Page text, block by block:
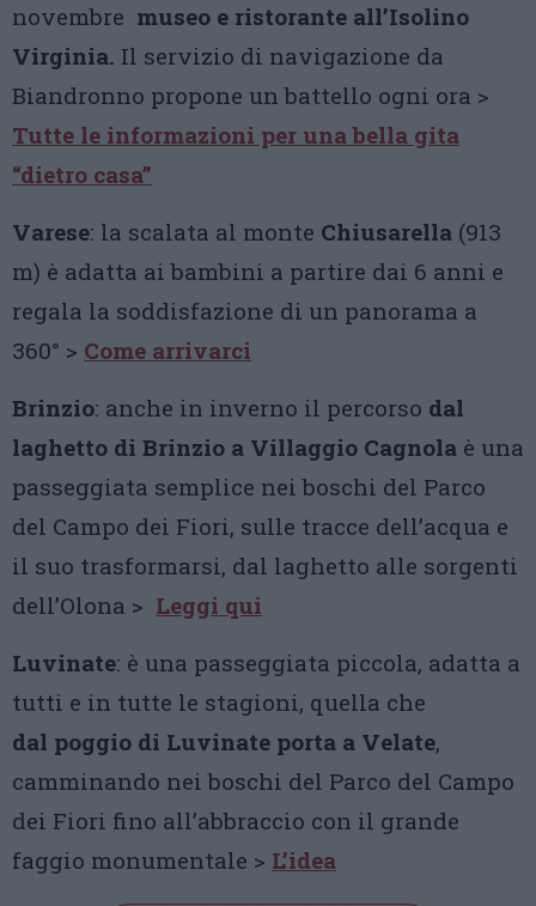
novembre museo e ristorante all’Isolino
Virginia. Il servizio di navigazione da
Biandronno propone un battello ogni ora >
Tutte le informazioni per una bella gita
“dietro casa”
Varese: la scalata al monte Chiusarella (913
m) è adatta ai bambini a partire dai 6 anni e
regala la soddisfazione di un panorama a
360° > Come arrivarci
Brinzio: anche in inverno il percorso dal
laghetto di Brinzio a Villaggio Cagnola è una
passeggiata semplice nei boschi del Parco
del Campo dei Fiori, sulle tracce dell’acqua e
il suo trasformarsi, dal laghetto alle sorgenti
dell’Olona > Leggi qui
Luvinate: è una passeggiata piccola, adatta a
tutti e in tutte le stagioni, quella che
dal poggio di Luvinate porta a Velate,
camminando nei boschi del Parco del Campo
dei Fiori fino all’abbraccio con il grande
faggio monumentale > L’idea